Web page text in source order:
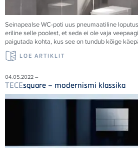
Seinapealse WC-poti uus pneumaatiline
eriline selle poolest, et seda ei ole vaja
paigutada kohta, kus see on tundub kõige
LOE ARTIKLIT
04.05.2022 –
TECEsquare – modernismi klassika